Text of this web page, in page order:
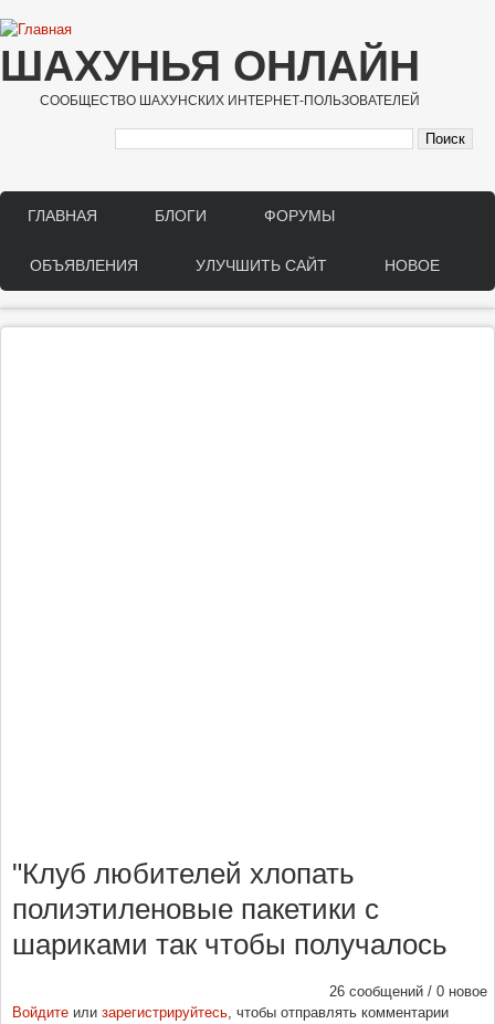
Перейти к основному содержанию
ШАХУНЬЯ ОНЛАЙН
СООБЩЕСТВО ШАХУНСКИХ ИНТЕРНЕТ-ПОЛЬЗОВАТЕЛЕЙ
Main menu
ГЛАВНАЯ БЛОГИ ФОРУМЫ
ОБЪЯВЛЕНИЯ УЛУЧШИТЬ САЙТ НОВОЕ
"Клуб любителей хлопать
полиэтиленовые пакетики с
шариками так чтобы получалось
26 сообщений / 0 новое
Войдите или зарегистрируйтесь, чтобы отправлять комментарии